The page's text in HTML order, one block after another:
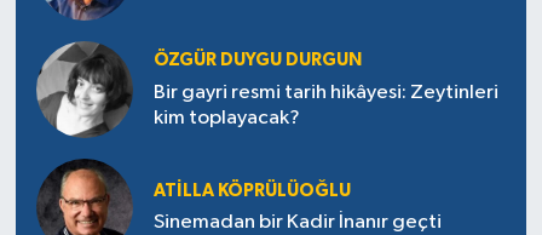
ÖZGÜR DUYGU DURGUN
Bir gayri resmi tarih hikâyesi: Zeytinleri
kim toplayacak?
ATILLA KÖPRÜLÜOĞLU
Sinemadan bir Kadir İnanır geçti